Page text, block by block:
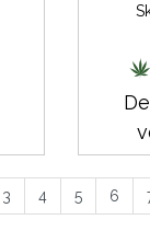
3 4 5 6